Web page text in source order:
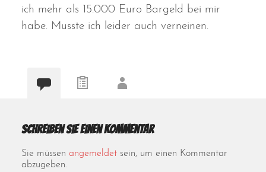
ich mehr als 15.000 Euro Bargeld bei mir
habe. Musste ich leider auch verneinen.
Schreiben Sie einen Kommentar
Sie müssen angemeldetsein, um einen Kommentar
abzugeben.